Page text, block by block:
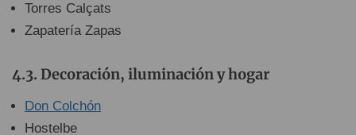
Torres Calçats
Zapatería Zapas
Decoración, iluminación y hogar
Don Colchón
Hostelbe